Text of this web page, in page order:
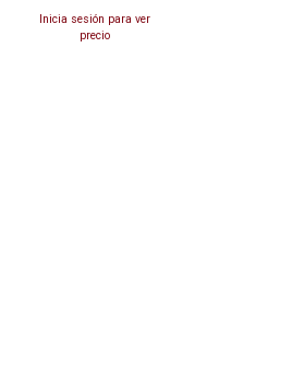
Inicia sesión para ver
precio